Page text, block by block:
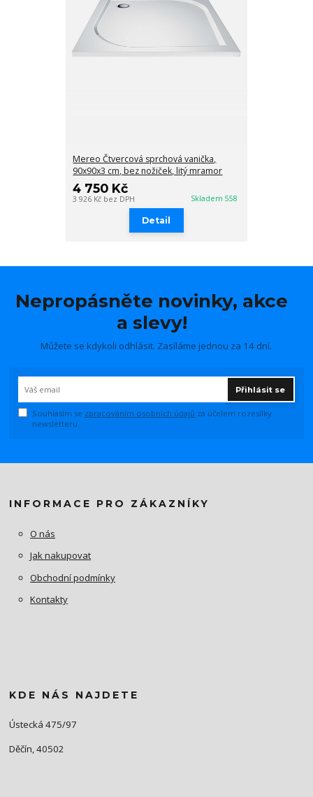
Mereo Čtvercová sprchová vanička,
90x90x3 cm, bez nožiček, litý mramor
4 750 Kč
3 926 Kč bez DPH Skladem 558
Detail
Nepropásněte novinky, akce
a slevy!
Můžete se kdykoli odhlásit. Zasíláme jednou za 14 dní.
Přihlásit se
Souhlasím se zpracováním osobních údajů za účelem rozesílky
newsletteru.
INFORMACE PRO ZÁKAZNÍKY
O nás
Jak nakupovat
Obchodní podmínky
Kontakty
KDE NÁS NAJDETE
Ústecká 475/97
Děčín, 40502